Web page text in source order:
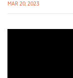
MAR 20, 2023